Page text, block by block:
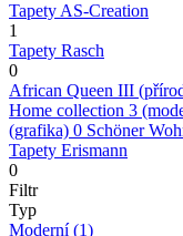
Tapety AS-Creation
1
Tapety Rasch
0
African Queen III
Home collection 3
(grafika) 0 Schöner
Tapety Erismann
0
Filtr
Typ
Moderní(1)